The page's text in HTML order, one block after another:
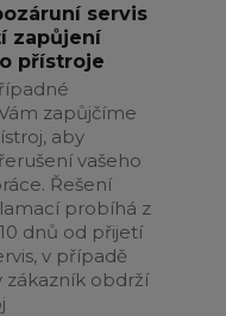
servis
zapůjení
přístroje
zapůjčíme
aby
vašeho
Řešení
probíhá z
dnů od přijetí
v případě
zákazník obdrží